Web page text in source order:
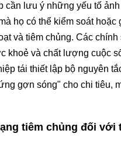
cần lưu ý những yếu tố
họ có thể kiểm soát hoặc
và tiêm chủng. Các
khoẻ và chất lượng cuộc
tái thiết lập bộ nguyên
gợn sóng" cho chi tiêu,
tiêm chủng đối với